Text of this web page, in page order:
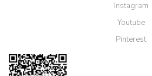
Instagram
Youtube
Pinterest